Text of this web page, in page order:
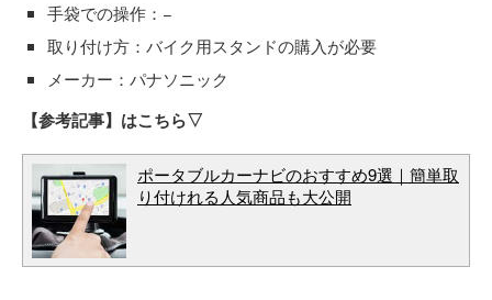
手袋での操作：−
取り付け方：バイク用スタンドの購入が必要
メーカー：パナソニック
【参考記事】はこちら▽
ポータブルカーナビのおすすめ9選｜簡単取
り付けれる人気商品も大公開